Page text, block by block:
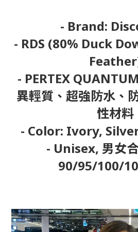
- Brand:
- RDS (80% Duck
- PERTEX
異輕質、超強防水、
性材料
- Color: Ivory,
- Unisex, 男女
90/95/100/